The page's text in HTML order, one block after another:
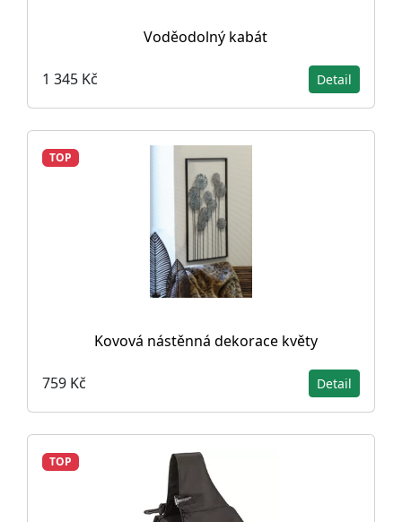
Voděodolný kabát
1 345 Kč Detail
TOP
Kovová nástěnná dekorace květy
759 Kč Detail
TOP